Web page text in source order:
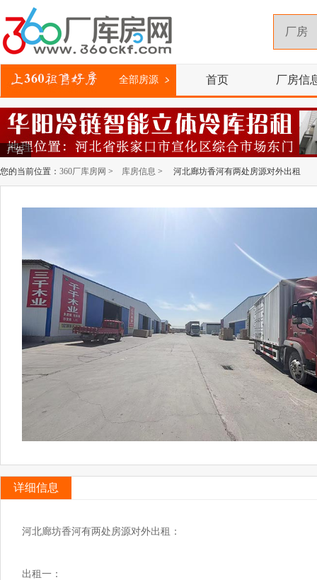
全部房源 首页 厂房信
广告
您的当前位置： 360厂库房网 > 库房信息 > 河北廊坊香河有两处房源对外出租
详细信息
河北廊坊香河有两处房源对外出租：
出租一：